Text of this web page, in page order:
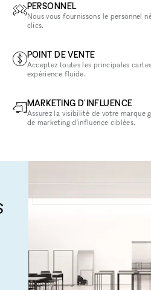
PERSONNEL
Nous vous fournissons le personnel
clics.
POINT DE VENTE
Acceptez toutes les principales
expérience fluide.
MARKETING D'INFLUENCE
Assurez la visibilité de votre marque
de marketing d'influence ciblées.